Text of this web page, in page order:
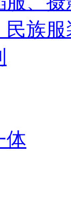
民族服
体